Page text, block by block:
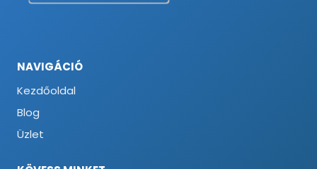
NAVIGÁCIÓ
Kezdőoldal
Blog
Üzlet